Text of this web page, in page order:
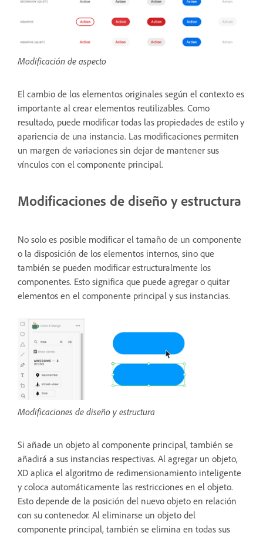
Modificación de aspecto
El cambio de los elementos originales según el contexto es
importante al crear elementos reutilizables. Como
resultado, puede modificar todas las propiedades de estilo y
apariencia de una instancia. Las modificaciones permiten
un margen de variaciones sin dejar de mantener sus
vínculos con el componente principal.
Modificaciones de diseño y estructura
No solo es posible modificar el tamaño de un componente
o la disposición de los elementos internos, sino que
también se pueden modificar estructuralmente los
componentes. Esto significa que puede agregar o quitar
elementos en el componente principal y sus instancias.
Modificaciones de diseño y estructura
Si añade un objeto al componente principal, también se
añadirá a sus instancias respectivas. Al agregar un objeto,
XD aplica el algoritmo de redimensionamiento inteligente
y coloca automáticamente las restricciones en el objeto.
Esto depende de la posición del nuevo objeto en relación
con su contenedor. Al eliminarse un objeto del
componente principal, también se elimina en todas sus